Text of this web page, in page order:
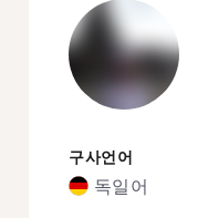
구사언어
독일어